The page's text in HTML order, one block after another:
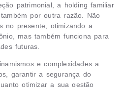
patrimonial, a holding familiar
por outra razão. Não
no presente, otimizando a
mas também funciona para
futuras.
e complexidades a
garantir a segurança do
otimizar a sua gestão